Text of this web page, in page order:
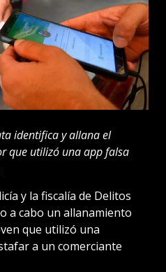
identifica y allana el
que utilizó una app falsa
y la fiscalía de Delitos
a cabo un allanamiento
que utilizó una
a un comerciante